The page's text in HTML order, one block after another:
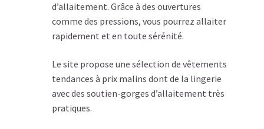
d’allaitement. Grâce à des ouvertures
comme des pressions, vous pourrez allaiter
rapidement et en toute sérénité.
Le site propose une sélection de vêtements
tendances à prix malins dont de la lingerie
avec des soutien-gorges d’allaitement très
pratiques.